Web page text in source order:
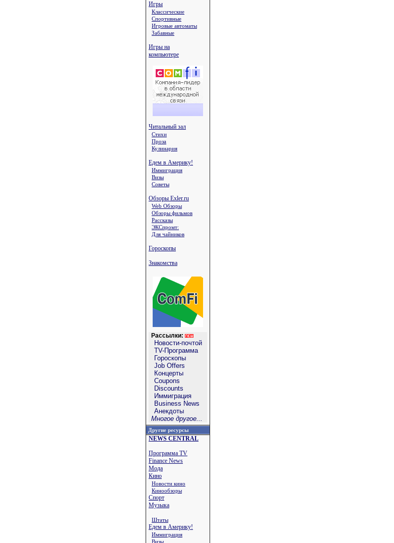
Игры
Классические
Спортивные
Игровые автоматы
Забавные
Игры на
компьютере
Читальный зал
Стихи
Проза
Кулинария
Едем в Америку!
Иммиграция
Визы
Советы
Обзоры Exler.ru
Web Обзоры
Обзоры фильмов
Рассказы
ЭКСпромт:
Для чайников
Гороскопы
Знакомства
Рассылки:
Новости-почтой
TV-Программа
Гороскопы
Job Offers
Концерты
Coupons
Discounts
Иммиграция
Business News
Анекдоты
Многое другое...
Другие ресурсы
NEWS CENTRAL
Программа TV
Finance News
Мода
Кино
Новости кино
Кинообзоры
Спорт
Музыка
Штаты
Едем в Америку!
Иммиграция
Визы